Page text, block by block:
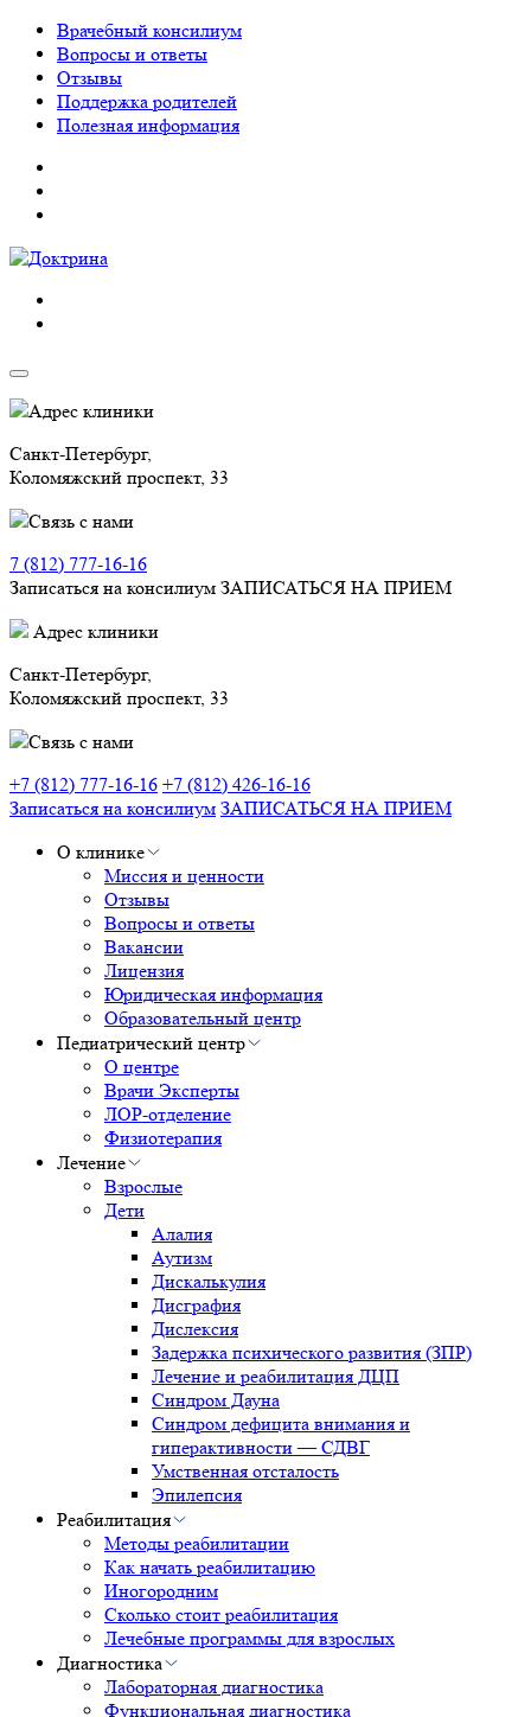
Врачебный консилиум
Вопросы и ответы
Отзывы
Поддержка родителей
Полезная информация
Адрес клиники
Санкт-Петербург,
Коломяжский проспект, 33
Связь с нами
7 (812) 777-16-16
Записаться на консилиум ЗАПИСАТЬСЯ НА ПРИЕМ
Адрес клиники
Санкт-Петербург,
Коломяжский проспект, 33
Связь с нами
+7 (812) 777-16-16 +7 (812) 426-16-16
Записаться на консилиум ЗАПИСАТЬСЯ НА ПРИЕМ
О клинике
Миссия и ценности
Отзывы
Вопросы и ответы
Вакансии
Лицензия
Юридическая информация
Образовательный центр
Педиатрический центр
О центре
Врачи Эксперты
ЛОР-отделение
Физиотерапия
Лечение
Взрослые
Дети
Алалия
Аутизм
Дискалькулия
Дисграфия
Дислексия
Задержка психического развития (ЗПР)
Лечение и реабилитация ДЦП
Синдром Дауна
Синдром дефицита внимания и
гиперактивности — СДВГ
Умственная отсталость
Эпилепсия
Реабилитация
Методы реабилитации
Как начать реабилитацию
Иногородним
Сколько стоит реабилитация
Лечебные программы для взрослых
Диагностика
Лабораторная диагностика
Функциональная диагностика